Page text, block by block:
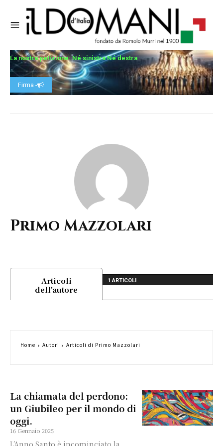
La nostra petizione: Né sinistra Né destra
Firma -
Primo Mazzolari
Articoli
dell'autore
1 ARTICOLI
La chiamata del perdono:
un Giubileo per il mondo di
oggi.
16 Gennaio 2025
Home Autori Articoli di Primo Mazzolari